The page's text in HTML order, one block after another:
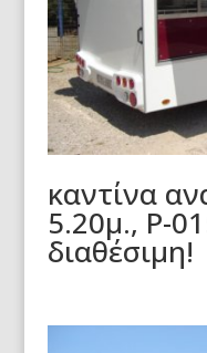
καντίνα
5.20μ., Ρ-
διαθέσιμη!